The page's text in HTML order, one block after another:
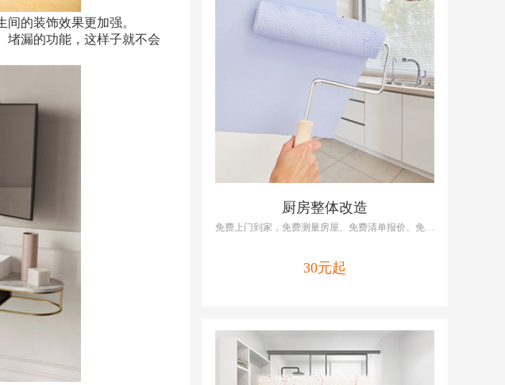
的装饰效果更加强。
堵漏的功能，这样子就不会
厨房整体改造
免费上门到家，免费测量房屋、免费清单报价、免费
30元起